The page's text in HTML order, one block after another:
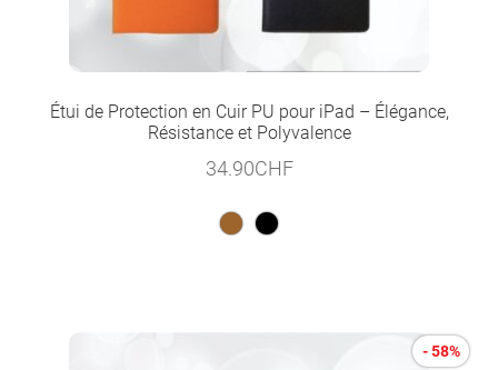
Étui de Protection en Cuir PU pour iPad – Élégance,
Résistance et Polyvalence
34.90CHF
- 58%